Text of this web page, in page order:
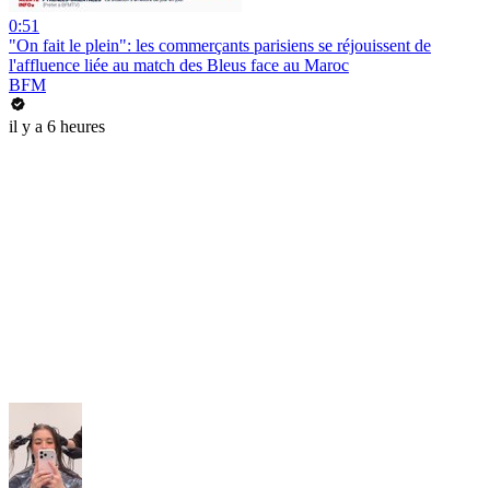
0:51
"On fait le plein": les commerçants parisiens se réjouissent de
l'affluence liée au match des Bleus face au Maroc
BFM
il y a 6 heures